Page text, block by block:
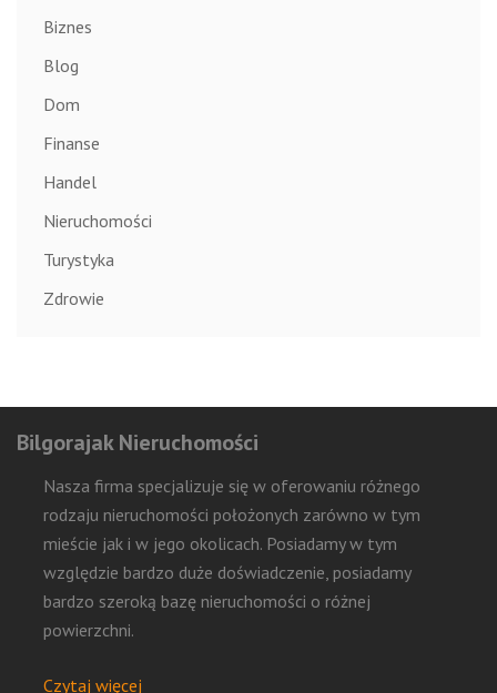
Biznes
Blog
Dom
Finanse
Handel
Nieruchomości
Turystyka
Zdrowie
Bilgorajak Nieruchomości
Nasza firma specjalizuje się w oferowaniu różnego
rodzaju nieruchomości położonych zarówno w tym
mieście jak i w jego okolicach. Posiadamy w tym
względzie bardzo duże doświadczenie, posiadamy
bardzo szeroką bazę nieruchomości o różnej
powierzchni.
Czytaj więcej